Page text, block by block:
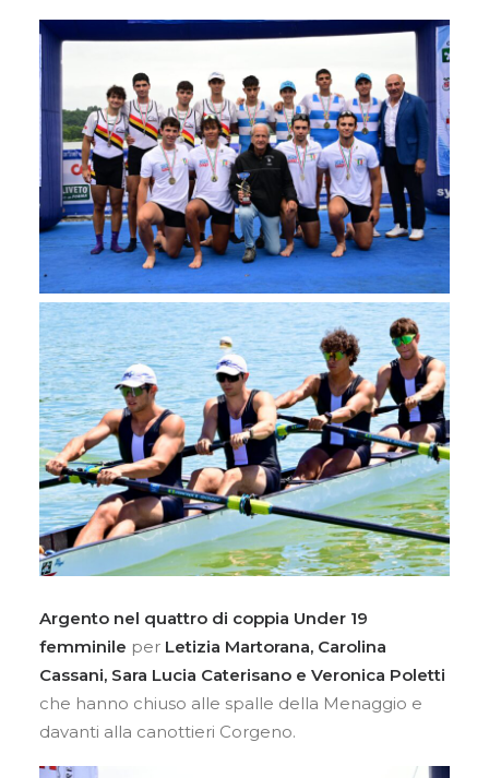
Argento nel quattro di coppia Under 19
femminile per Letizia Martorana, Carolina
Cassani, Sara Lucia Caterisano e Veronica Poletti
che hanno chiuso alle spalle della Menaggio e
davanti alla canottieri Corgeno.